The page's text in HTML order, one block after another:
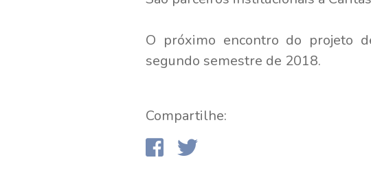
O próximo encontro do projeto
segundo semestre de 2018.
Compartilhe: